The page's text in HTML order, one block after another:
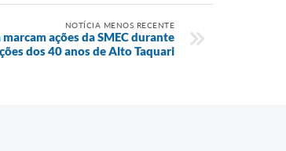
NOTÍCIA MENOS RECENTE
ações da SMEC durante
dos 40 anos de Alto Taquari